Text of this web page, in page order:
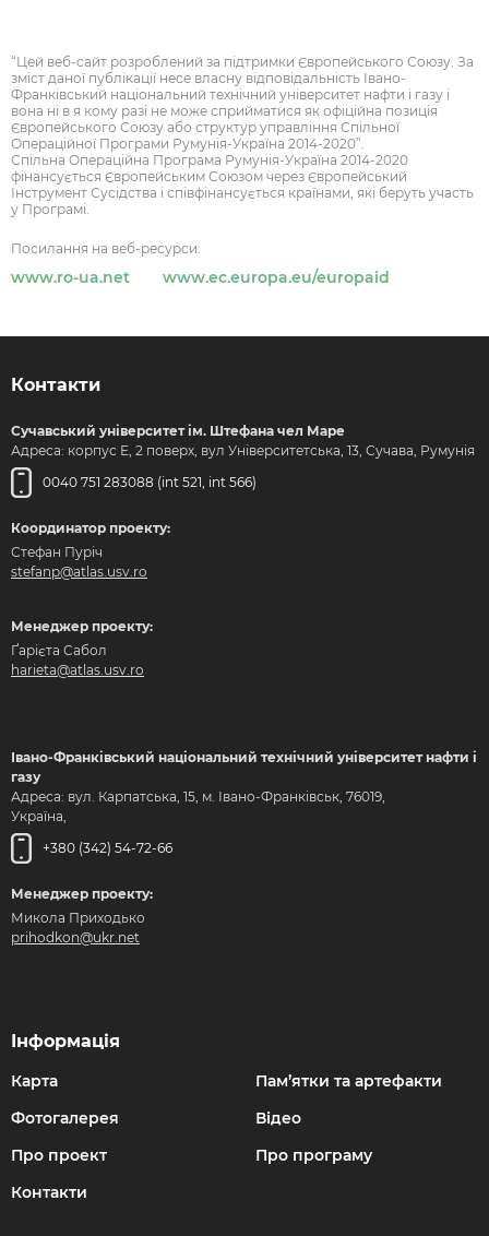
“Цей веб-сайт розроблений за підтримки Європейського Союзу. За
зміст даної публікації несе власну відповідальність Івано-
Франківський національний технічний університет нафти і газу і
вона ні в я кому разі не може сприйматися як офіційна позиція
Європейського Союзу або структур управління Спільної
Операційної Програми Румунія-Україна 2014-2020”.
Спільна Операційна Програма Румунія-Україна 2014-2020
фінансується Європейським Союзом через Європейський
Інструмент Сусідства і співфінансується країнами, які беруть участь
у Програмі.
Посилання на веб-ресурси:
www.ro-ua.net www.ec.europa.eu/europaid
Контакти
Сучавський університет ім. Штефана чел Маре
Адреса: корпус Е, 2 поверх, вул Університетська, 13, Сучава, Румунія
0040 751 283088 (int 521, int 566)
Координатор проекту:
Стефан Пуріч
stefanp@atlas.usv.ro
Менеджер проекту:
Ґарієта Сабол
harieta@atlas.usv.ro
Івано-Франківський національний технічний університет нафти і
газу
Адреса: вул. Карпатська, 15, м. Івано-Франківськ, 76019,
Україна,
+380 (342) 54-72-66
Менеджер проекту:
Микола Приходько
prihodkon@ukr.net
Інформація
Карта
Пам’ятки та артефакти
Фотогалерея
Відео
Про проект
Про програму
Контакти